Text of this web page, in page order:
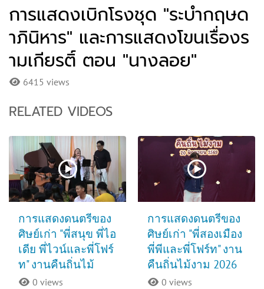
การแสดงเบิกโรงชุด "ระบำกฤษด
าภินิหาร" และการแสดงโขนเรื่องร
ามเกียรติ์ ตอน "นางลอย"
6415 views
RELATED VIDEOS
การแสดงดนตรีของ
ศิษย์เก่า "พี่สนุข พี่ไอ
เดีย พี่ไวน์และพี่โฟร์
ท" งานคืนถิ่นไม้
0 views
การแสดงดนตรีของ
ศิษย์เก่า "พี่สองเมือง
พี่พีและพี่โฟร์ท" งาน
คืนถิ่นไม้งาม 2026
0 views